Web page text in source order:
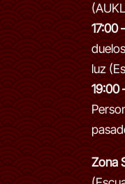
17:00
luz
19:00
Zona